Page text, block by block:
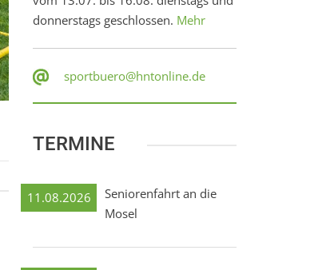
donnerstags geschlossen. Mehr
sportbuero@hntonline.de
TERMINE
11.08.2026
Seniorenfahrt an die
Mosel